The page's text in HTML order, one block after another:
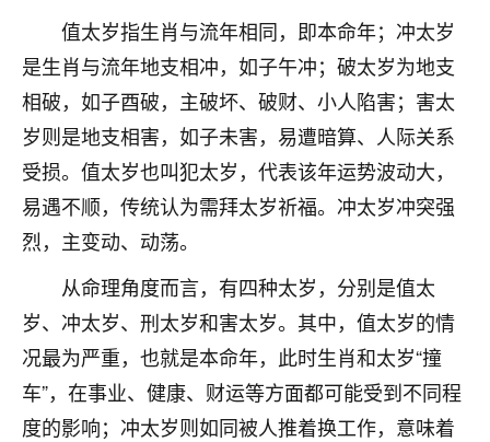
值太岁指生肖与流年相同，即本命年；冲太岁
是生肖与流年地支相冲，如子午冲；破太岁为地支
相破，如子酉破，主破坏、破财、小人陷害；害太
岁则是地支相害，如子未害，易遭暗算、人际关系
受损。值太岁也叫犯太岁，代表该年运势波动大，
易遇不顺，传统认为需拜太岁祈福。冲太岁冲突强
烈，主变动、动荡。
从命理角度而言，有四种太岁，分别是值太
岁、冲太岁、刑太岁和害太岁。其中，值太岁的情
况最为严重，也就是本命年，此时生肖和太岁“撞
车”，在事业、健康、财运等方面都可能受到不同程
度的影响；冲太岁则如同被人推着换工作，意味着
问题，反正就是不舒服。中医西医看遍了，找不到问
题，后来无意中看到有人推荐慧来老师，跟老师聊过
之后，心情豁然开朗，也听老师建议，处理了一些因
果问题。今年以来，身体比以前好多，主要是心情好
了，老师说境随心转，现在深有体会了。
鹿森：是的，其实跟老师聊过之后，最大的感
触，首先就是心态会变好，万般皆是命，半点
不由人！
1天前 来自四川 9
金白水清
我也想找老师看看，有没有人给个联系方式的啊？
鹿森 ：慧来老师微信：gjsy0624